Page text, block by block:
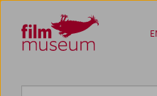
Zum Inhalt
Zum Hauptmenü
Zur Servicenavigation
Zum Suche